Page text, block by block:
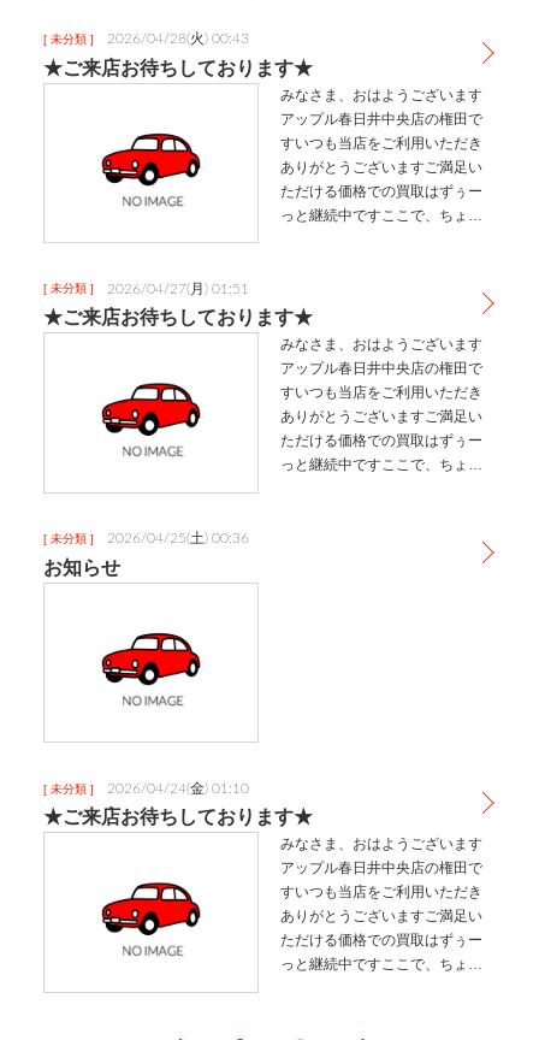
か練習し通算４０キロほどしか
走っていま…
[ 未分類 ] 2026/04/28(火) 00:43
★ご来店お待ちしております★
みなさま、おはようございます
アップル春日井中央店の権田で
すいつも当店をご利用いただき
ありがとうございますご満足い
ただける価格での買取はずぅー
っと継続中ですここで、ちょっ
が、平日は比較的空いているた
めお待たせする…
[ 未分類 ] 2026/04/27(月) 01:51
★ご来店お待ちしております★
みなさま、おはようございます
アップル春日井中央店の権田で
すいつも当店をご利用いただき
ありがとうございますご満足い
ただける価格での買取はずぅー
っと継続中ですここで、ちょっ
[ 未分類 ] 2026/04/25(土) 00:36
お知らせ
[ 未分類 ] 2026/04/24(金) 01:10
★ご来店お待ちしております★
みなさま、おはようございます
アップル春日井中央店の権田で
すいつも当店をご利用いただき
ありがとうございますご満足い
ただける価格での買取はずぅー
っと継続中ですここで、ちょっ